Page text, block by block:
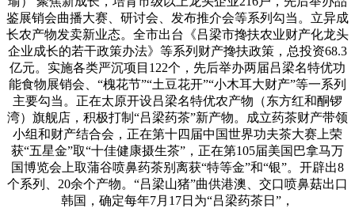
鉴展销会曲播大赛、研讨会、发布推介会等系列勾当。立异成
长农产物发卖新业态。全市出台《吕梁市搀扶农业财产化龙头
企业成长的若干政策办法》等系列财产搀扶政策，总投资68.3
亿元。实施各类严沉项目122个，先后举办两届吕梁名特优功
能食物展销会、“槐花节”“土豆花开”“小木耳大财产”等一系列
主要勾当。正在太原开设吕梁名特优农产物（东方红和酮锣
湾）旗舰店，积极打制“吕梁药茶”新产物。成立药茶财产带领
小组和财产结合会，正在第十四届中国世界功夫茶大赛上荣
获“五星金”取“十佳健康摄生茶”，正在第105届美国巴拿马万
国博览会上取蒲谷喷鼻药茶别离获“特等金”和“银”。开辟出8
个系列、20余个产物。“吕梁山猪”曲供港澳、交口喷鼻菇出口
韩国，确定每年7月17日为“吕梁药茶日”，